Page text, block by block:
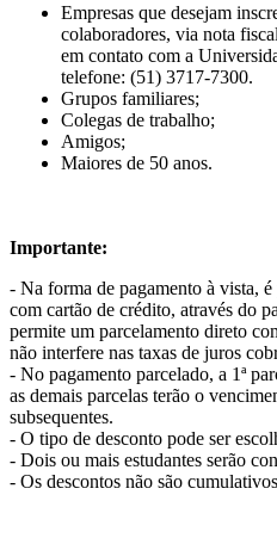
Empresas que desejam
colaboradores, via nota
em contato com a
telefone: (51) 3717-7300.
Grupos familiares;
Colegas de trabalho;
Amigos;
Maiores de 50 anos.
Importante:
- Na forma de pagamento à vista,
com cartão de crédito, através do
permite um parcelamento direto
não interfere nas taxas de juros
- No pagamento parcelado, a 1ª
as demais parcelas terão o
subsequentes.
- O tipo de desconto pode ser
- Dois ou mais estudantes serão
- Os descontos não são